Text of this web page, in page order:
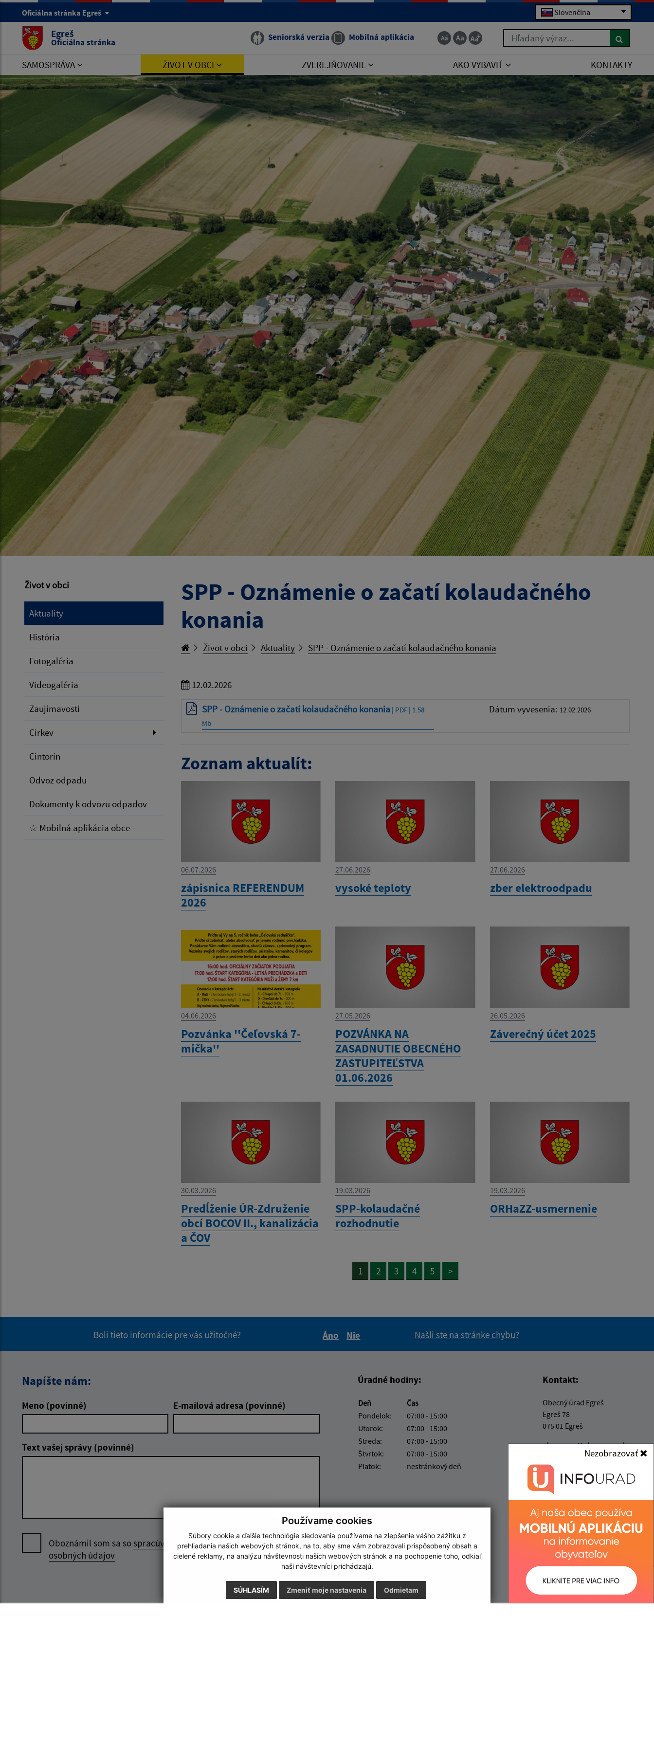
Používame cookies
Súbory cookie a ďalšie technológie sledovania používame na zlepšenie vášho zážitku z
prehliadania našich webových stránok, na to, aby sme vám zobrazovali prispôsobený obsah a
cielené reklamy, na analýzu návštevnosti našich webových stránok a na pochopenie toho, odkiaľ
naši návštevníci prichádzajú.
SÚHLASÍM Odmietam
Zmeniť moje nastavenia
Nezobrazovať
Oficiálna stránka Egreš Slovenčina
Egreš
Oficiálna stránka Seniorská verzia Mobilná aplikácia Hľadaný výraz...
SAMOSPRÁVA ŽIVOT V OBCI ZVEREJŇOVANIE AKO VYBAVIŤ KONTAKTY
Život v obci
Aktuality
História
Fotogaléria
Videogaléria
Zaujímavosti
Cirkev
Cintorín
Odvoz odpadu
Dokumenty k odvozu odpadov
☆ Mobilná aplikácia obce
SPP - Oznámenie o začatí kolaudačného
konania
Život v obci Aktuality SPP - Oznámenie o začatí kolaudačného konania
12.02.2026
SPP - Oznámenie o začatí kolaudačného konania | PDF | 1.58
Mb
Dátum vyvesenia: 12.02.2026
Zoznam aktualít:
06.07.2026
zápisnica REFERENDUM
2026
27.06.2026
vysoké teploty
27.06.2026
zber elektroodpadu
04.06.2026
Pozvánka ''Čeľovská 7-
mička''
27.05.2026
POZVÁNKA NA
ZASADNUTIE OBECNÉHO
ZASTUPITEĽSTVA
01.06.2026
26.05.2026
Záverečný účet 2025
30.03.2026
Predĺženie ÚR-Združenie
obcí BOCOV II., kanalizácia
a ČOV
19.03.2026
SPP-kolaudačné
rozhodnutie
19.03.2026
ORHaZZ-usmernenie
1 2 3 4 5 >
Boli tieto informácie pre vás užitočné?
Áno
Nie
Našli ste na stránke chybu?
Napíšte nám:
Meno (povinné) E-mailová adresa (povinné)
Text vašej správy (povinné)
Oboznámil som sa sospracúvaním
osobných údajov
Google reCaptcha Response
Odoslať správu
Úradné hodiny:
Deň
Čas
Pondelok:
07:00 - 15:00
Utorok:
07:00 - 15:00
Streda:
07:00 - 15:00
Štvrtok:
07:00 - 15:00
Piatok:
nestránkový deň
Kontakt:
Obecný úrad Egreš
Egreš 78
075 01 Egreš
obecegres@obecegres.sk
+421 56 67 99 261
IČO: 00331520